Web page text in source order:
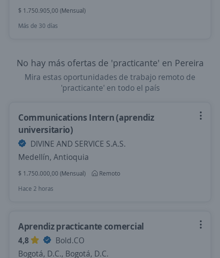
$ 1.750.905,00 (Mensual)
Más de 30 días
No hay más ofertas de 'practicante' en Pereira
Mira estas oportunidades de trabajo remoto de
'practicante' en todo el país
Communications Intern (aprendiz
universitario)
DIVINE AND SERVICE S.A.S.
Medellín, Antioquia
$ 1.750.000,00 (Mensual)
Remoto
Hace 2 horas
Aprendiz practicante comercial
4,8
Bold.CO
Bogotá, D.C., Bogotá, D.C.